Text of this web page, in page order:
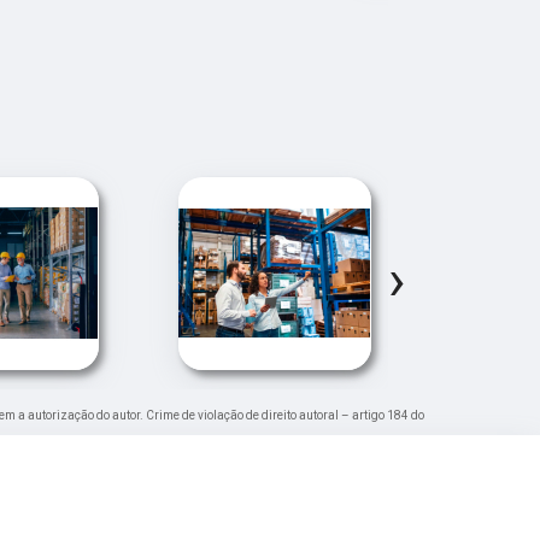
›
a autorização do autor. Crime de violação de direito autoral – artigo 184 do